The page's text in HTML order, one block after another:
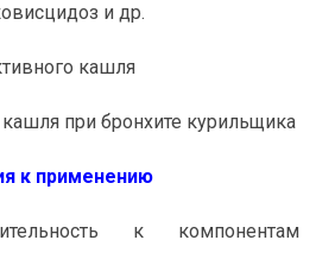
и др.
кашля
при бронхите курильщика
к применению
к компонентам